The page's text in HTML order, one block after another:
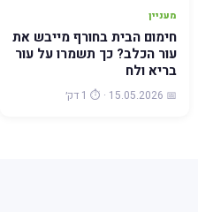
מעניין
חימום הבית בחורף מייבש את
עור הכלב? כך תשמרו על עור
בריא ולח
📅 15.05.2026 · ⏱️ 1 דק׳